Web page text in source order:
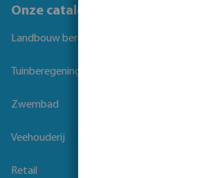
Onze catalogi
Landbouw beregening
Tuinberegening
Zwembad
Veehouderij
Retail